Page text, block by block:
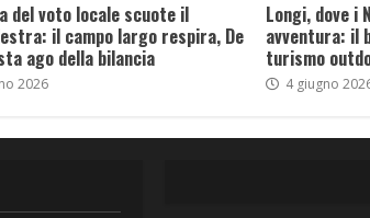
del voto locale scuote il
il campo largo respira, De
ago della bilancia
2026
Longi, dove i
avventura: il
turismo
4 giugno